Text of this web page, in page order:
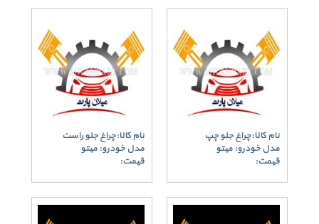
نام کالا:چراغ جلو چپ
مدل خودرو: میتو
قیمت:
نام کالا:چراغ جلو راست
مدل خودرو: میتو
قیمت: